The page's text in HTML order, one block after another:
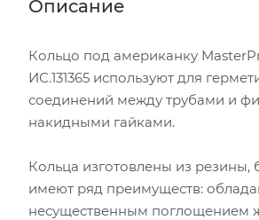
Описание
Кольцо под американку
ИС.131365 используют для
соединений между трубами и
накидными гайками.
Кольца изготовлены из резины,
имеют ряд преимуществ:
несущественным поглощением